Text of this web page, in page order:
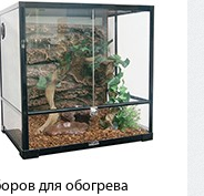
для обогрева